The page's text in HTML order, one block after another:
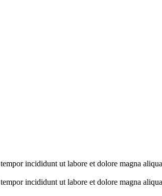
incididunt ut labore et dolore magna
incididunt ut labore et dolore magna